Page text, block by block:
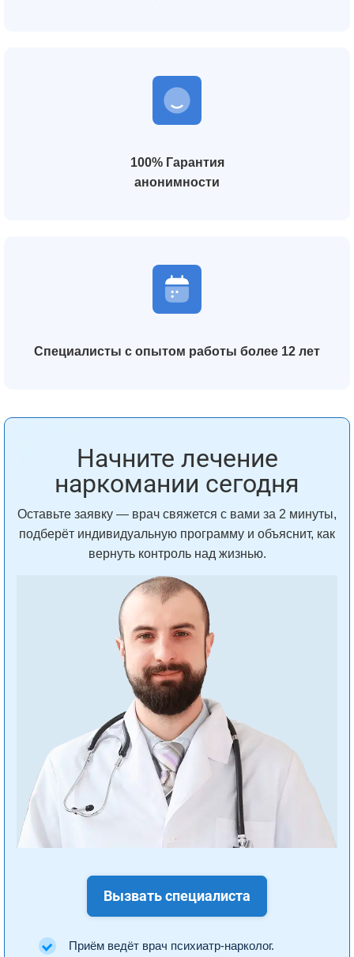
100% Гарантия
анонимности
Специалисты с опытом работы более 12 лет
Начните лечение
наркомании сегодня
Оставьте заявку — врач свяжется с вами за 2 минуты,
подберёт индивидуальную программу и объяснит, как
вернуть контроль над жизнью.
Вызвать специалиста
Приём ведёт врач психиатр-нарколог.